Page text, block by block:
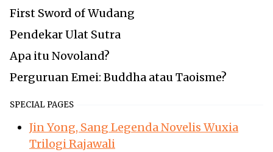
First Sword of Wudang
Pendekar Ulat Sutra
Apa itu Novoland?
Perguruan Emei: Buddha atau Taoisme?
SPECIAL PAGES
Jin Yong, Sang Legenda Novelis Wuxia
Trilogi Rajawali